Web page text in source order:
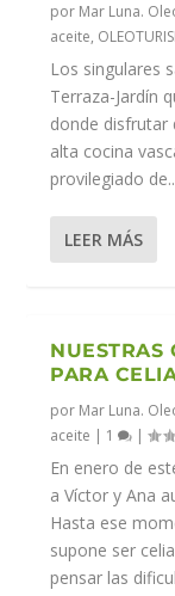
por Mar Luna.
aceite,
Los singulares
Terraza-Jardín
donde disfrutar
alta cocina
provilegiado
LEER MÁS
NUESTRAS
PARA
por Mar Luna.
aceite | 1 |
En enero de
a Víctor y Ana
Hasta ese
supone ser
pensar las